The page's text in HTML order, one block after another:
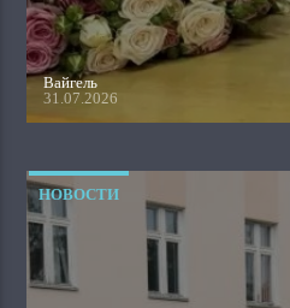
Вайгель
31.07.2026
НОВОСТИ